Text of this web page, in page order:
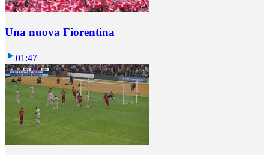
Una nuova Fiorentina
01:47